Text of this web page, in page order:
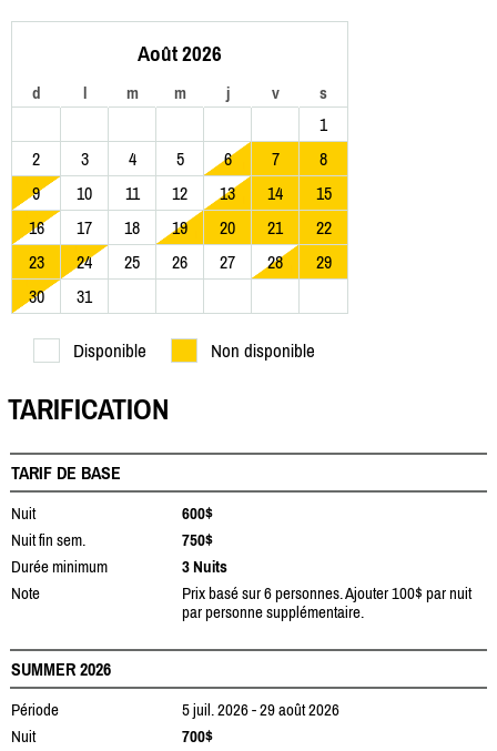
Août 2026
d l m m j v s
1
2
3 4 5 6 7
8
9
10 11 12 13 14
15
16
17 18 19 20 21
22
23
24 25 26 27 28
29
30
31
Disponible Non disponible
TARIFICATION
TARIF DE BASE
Nuit
600$
Nuit fin sem.
750$
Durée minimum
3 Nuits
Note
Prix basé sur 6 personnes. Ajouter 100$ par nuit
par personne supplémentaire.
SUMMER 2026
Période
5 juil. 2026 - 29 août 2026
Nuit
700$